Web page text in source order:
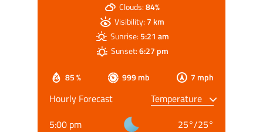
85 % 999 mb 7 mph
Clouds:84%
Visibility:7 km
Sunrise:5:21 am
Sunset:6:27 pm
Hourly Forecast
5:00 pm
25°/25°